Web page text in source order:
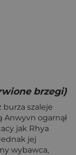
brzegi)
szaleje
Anwyvn ogarnął
jak Rhya
jej
wybawca,